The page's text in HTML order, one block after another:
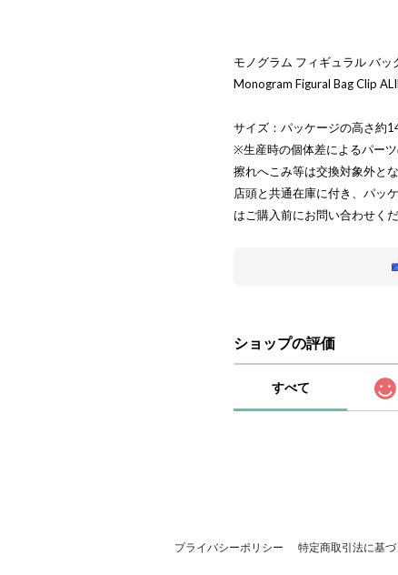
モノグラム フィギュラル バ
Monogram Figural Bag Clip
サイズ：パッケージの高さ約
※生産時の個体差によるパー
擦れへこみ等は交換対象外とな
店頭と共通在庫に付き、パッ
はご購入前にお問い合わせくだ
ショップの評価
すべて
プライバシーポリシー 特定商取引法に基